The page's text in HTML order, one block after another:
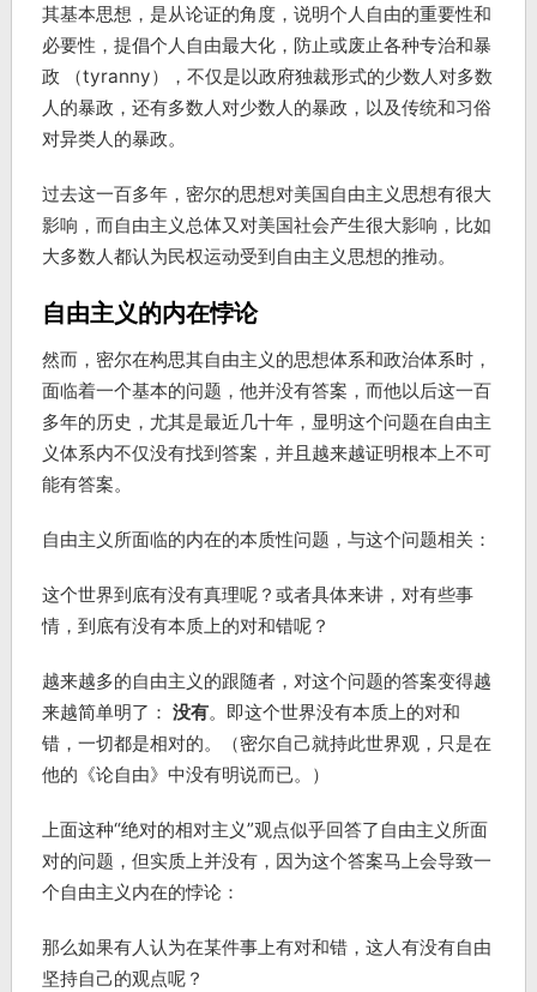
其基本思想，是从论证的角度，说明个人自由的重要性和
必要性，提倡个人自由最大化，防止或废止各种专治和暴
政 （tyranny），不仅是以政府独裁形式的少数人对多数
人的暴政，还有多数人对少数人的暴政，以及传统和习俗
对异类人的暴政。
过去这一百多年，密尔的思想对美国自由主义思想有很大
影响，而自由主义总体又对美国社会产生很大影响，比如
大多数人都认为民权运动受到自由主义思想的推动。
自由主义的内在悖论
然而，密尔在构思其自由主义的思想体系和政治体系时，
面临着一个基本的问题，他并没有答案，而他以后这一百
多年的历史，尤其是最近几十年，显明这个问题在自由主
义体系内不仅没有找到答案，并且越来越证明根本上不可
能有答案。
自由主义所面临的内在的本质性问题，与这个问题相关：
这个世界到底有没有真理呢？或者具体来讲，对有些事
情，到底有没有本质上的对和错呢？
越来越多的自由主义的跟随者，对这个问题的答案变得越
来越简单明了： 没有。即这个世界没有本质上的对和
错，一切都是相对的。（密尔自己就持此世界观，只是在
他的《论自由》中没有明说而已。）
上面这种“绝对的相对主义”观点似乎回答了自由主义所面
对的问题，但实质上并没有，因为这个答案马上会导致一
个自由主义内在的悖论：
那么如果有人认为在某件事上有对和错，这人有没有自由
坚持自己的观点呢？